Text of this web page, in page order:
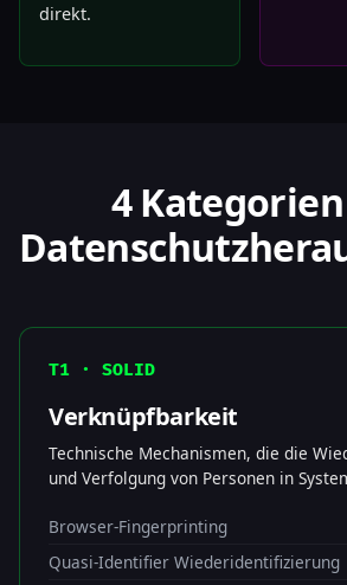
direkt.
4
T1 · SOLID
Verknüpfbarkeit
Technische Mechanismen, die die
und Verfolgung von Personen in
Browser-Fingerprinting
Quasi-Identifier Wiederidentifizierung